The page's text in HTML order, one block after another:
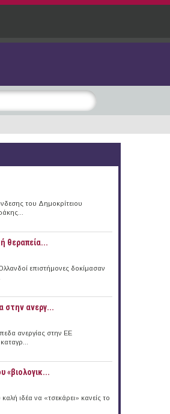
του Δημοκρίτειου
θεραπεία...
επιστήμονες δοκίμασαν
στην ανεργ...
ανεργίας στην ΕΕ
«βιολογικ...
ιδέα να «τσεκάρει» κανείς το